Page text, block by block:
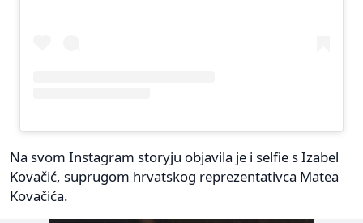
Na svom Instagram storyju objavila je i selfie s Izabel
Kovačić, suprugom hrvatskog reprezentativca Matea
Kovačića.